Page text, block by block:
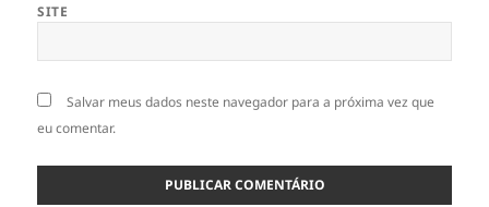
SITE
Salvar meus dados neste navegador para a próxima vez que
eu comentar.